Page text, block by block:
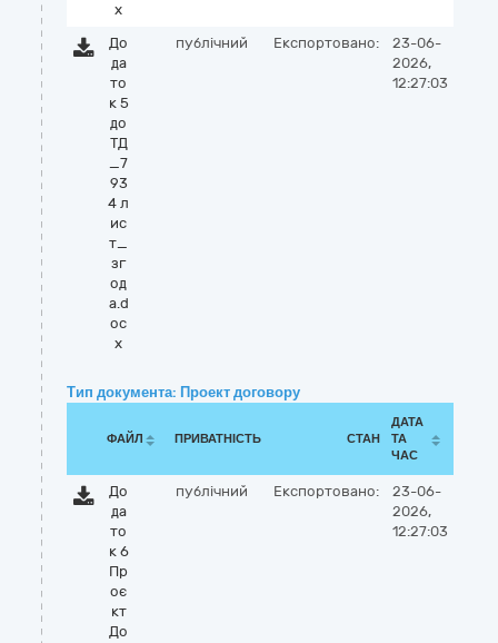
x
До
да
то
к 5
до
ТД
_7
93
4 л
ис
т_
зг
од
а.d
oc
x
публічний Експортовано:
23-06-
2026,
12:27:03
Тип документа: Проект договору
ФАЙЛ ПРИВАТНІСТЬ СТАН
ДАТА
ТА
ЧАС
До
да
то
к 6
Пр
оє
кт
До
публічний Експортовано:
23-06-
2026,
12:27:03